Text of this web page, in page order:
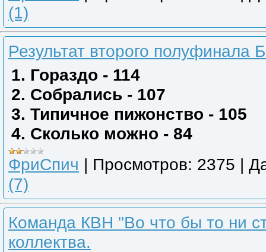
(1)
Результат второго полуфинала
1. Гораздо - 114
2. Собрались - 107
3. Типичное пижонство - 105
4. Сколько можно - 84
ФриСпич | Просмотров: 2375 |
(7)
Команда КВН "Во что бы то ни
коллектва.